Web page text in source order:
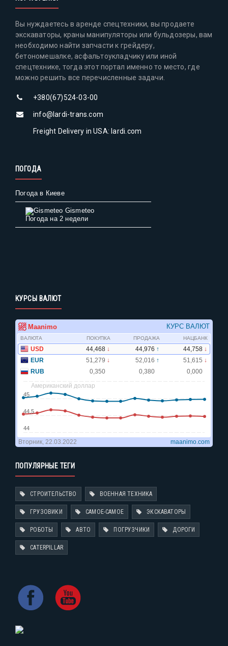
Вы нуждаетесь в аренде спецтехники, вы продаете
экскаваторы, краны манипуляторы или бульдозеры, вам
необходимо найти запчасти к грейдеру,
бетономешалке, асфальтоукладчику или иной
спецтехнике, тогда этот портал именно то место, где
можно решить все перечисленные задачи.
+380(67)524-03-00
info@lardi-trans.com
Freight Delivery in USA: lardi.com
ПОГОДА
Погода в Киеве
Gismeteo
Погода на 2 недели
КУРСЫ ВАЛЮТ
ПОПУЛЯРНЫЕ ТЕГИ
СТРОИТЕЛЬСТВО ВОЕННАЯ ТЕХНИКА
ГРУЗОВИКИ САМОЕ-САМОЕ ЭКСКАВАТОРЫ
РОБОТЫ АВТО ПОГРУЗЧИКИ ДОРОГИ
CATERPILLAR